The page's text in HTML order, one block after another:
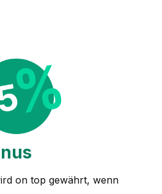
on top gewährt, wenn